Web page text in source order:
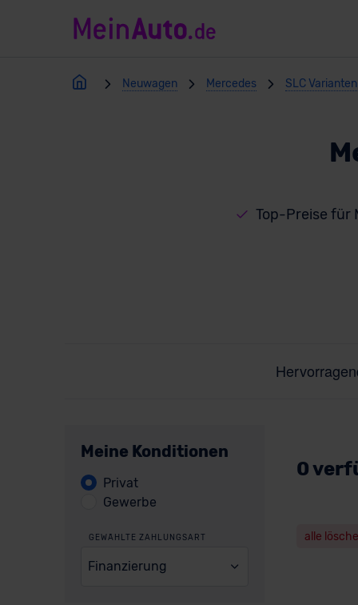
Neuwagen Mercedes SLC Varianten
Top-Preise für
Meine Konditionen
Privat
Gewerbe
GEWÄHLTE ZAHLUNGSART
Finanzierung
0
alle